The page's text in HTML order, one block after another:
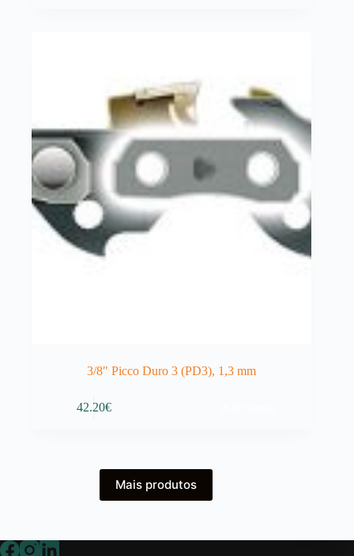
3/8″ Picco Duro 3 (PD3), 1,3 mm
42.20€
Mais produtos